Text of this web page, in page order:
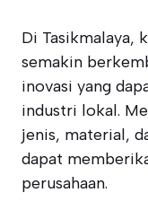
Di Tasikmalaya,
semakin
inovasi yang
industri lokal.
jenis, material,
dapat
perusahaan.